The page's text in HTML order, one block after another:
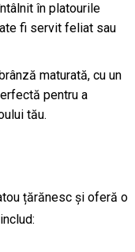
în platourile
fi servit feliat sau
maturată, cu un
pentru a
tău.
țărănesc și oferă o